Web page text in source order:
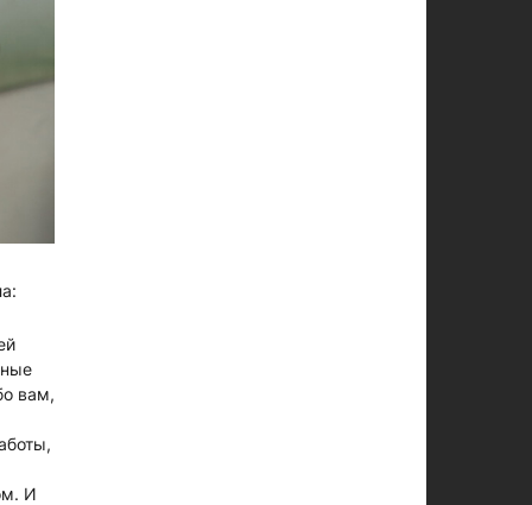
вам,
И